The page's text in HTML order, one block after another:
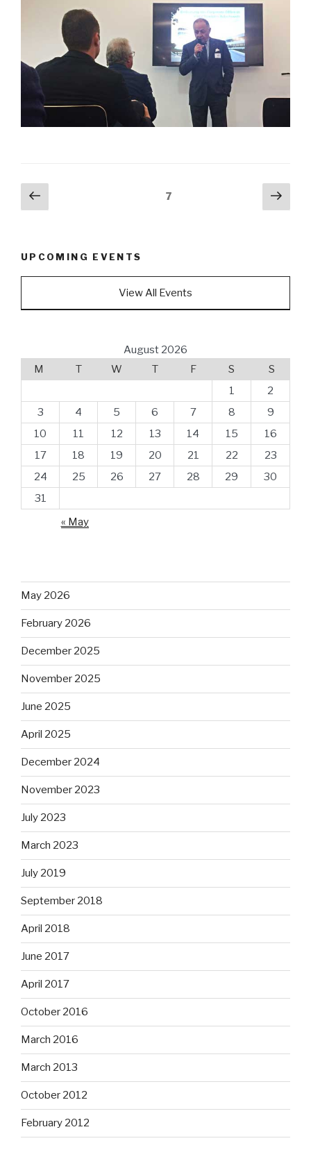
Posts
navigation
Previous
page
Page7
Next
UPCOMING EVENTS
View All Events
August 2026
M
T W T F S
S
1
2
3
4 5 6 7 8
9
10
11 12 13 14 15
16
17
18 19 20 21 22
23
24
25 26 27 28 29
30
31
« May
May 2026
February 2026
December 2025
November 2025
June 2025
April 2025
December 2024
November 2023
July 2023
March 2023
July 2019
September 2018
April 2018
June 2017
April 2017
October 2016
March 2016
March 2013
October 2012
February 2012